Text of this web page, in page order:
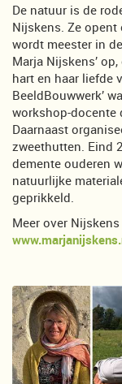
De natuur is de
Nijskens. Ze opent
wordt meester in
Marja Nijskens’
hart en haar liefde
BeeldBouwwerk’
workshop-docente
Daarnaast
zweethutten. Eind
demente ouderen
natuurlijke
geprikkeld.
Meer over